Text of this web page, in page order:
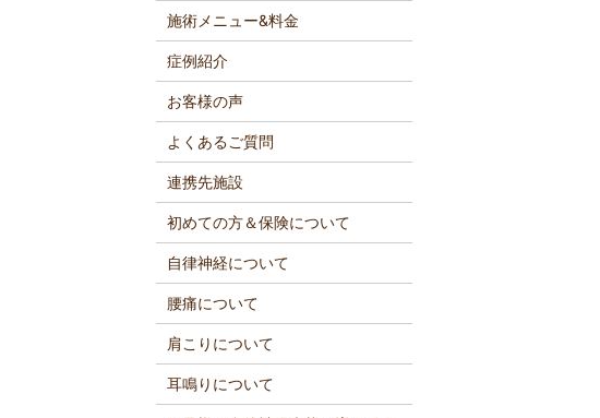
施術メニュー&料金
症例紹介
お客様の声
よくあるご質問
連携先施設
初めての方＆保険について
自律神経について
腰痛について
肩こりについて
耳鳴りについて